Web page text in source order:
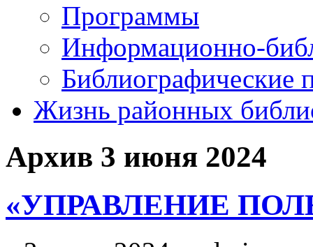
Программы
Информационно-
Библиографические
Жизнь районных
Архив 3 июня 2024
«УПРАВЛЕНИЕ